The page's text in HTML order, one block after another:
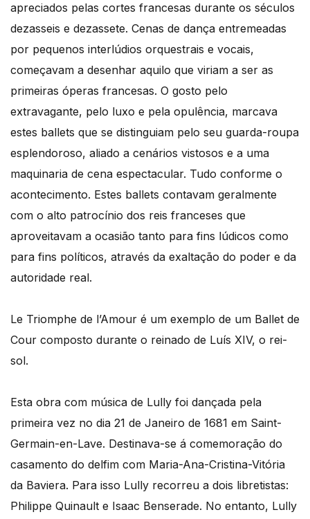
apreciados pelas cortes francesas durante os séculos
dezasseis e dezassete. Cenas de dança entremeadas
por pequenos interlúdios orquestrais e vocais,
começavam a desenhar aquilo que viriam a ser as
primeiras óperas francesas. O gosto pelo
extravagante, pelo luxo e pela opulência, marcava
estes ballets que se distinguiam pelo seu guarda-roupa
esplendoroso, aliado a cenários vistosos e a uma
maquinaria de cena espectacular. Tudo conforme o
acontecimento. Estes ballets contavam geralmente
com o alto patrocínio dos reis franceses que
aproveitavam a ocasião tanto para fins lúdicos como
para fins políticos, através da exaltação do poder e da
autoridade real.
Le Triomphe de l’Amour é um exemplo de um Ballet de
Cour composto durante o reinado de Luís XIV, o rei-
sol.
Esta obra com música de Lully foi dançada pela
primeira vez no dia 21 de Janeiro de 1681 em Saint-
Germain-en-Lave. Destinava-se á comemoração do
casamento do delfim com Maria-Ana-Cristina-Vitória
da Baviera. Para isso Lully recorreu a dois libretistas:
Philippe Quinault e Isaac Benserade. No entanto, Lully